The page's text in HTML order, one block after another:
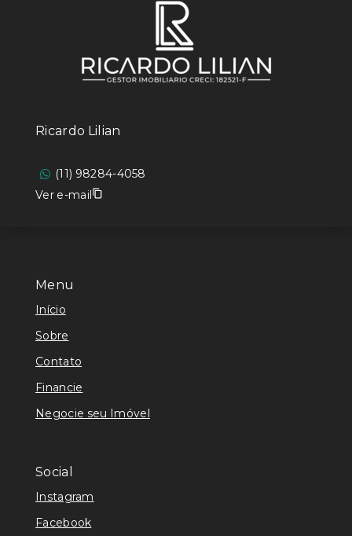
Menu
Início
Sobre
Contato
Financie
Negocie seu Imóvel
Social
Instagram
Facebook
Ricardo Lilian
(11) 98284-4058
Ver e-mail